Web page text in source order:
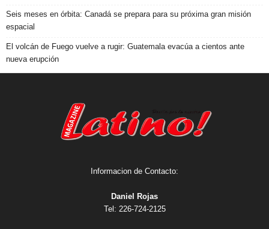
Seis meses en órbita: Canadá se prepara para su próxima gran misión
espacial
El volcán de Fuego vuelve a rugir: Guatemala evacúa a cientos ante
nueva erupción
Informacion de Contacto:
Daniel Rojas
Tel: 226-724-2125